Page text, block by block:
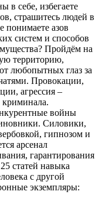
в себе, избегаете
страшитесь людей в
понимаете азов
систем и способов
Пройдём на
территорию,
любопытных глаз за
Провокации,
агрессия –
войны
Силовики,
гипнозом и
арсенал
гарантирования
статей навыка
с другой
экземпляры: